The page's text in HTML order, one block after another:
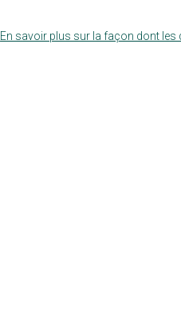
En savoir plus sur la façon dont les